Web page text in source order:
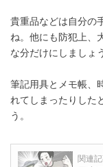
貴重品などは自分の
ね。他にも防犯上、
な分だけにしましょう
筆記用具とメモ帳、
れてしまったりした
う。
関連